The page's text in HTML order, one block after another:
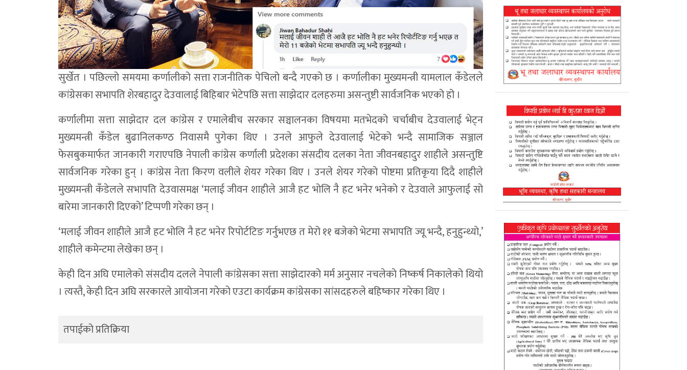
सुर्खेत । पछिल्लो समयमा कर्णालीको सत्ता राजनीतिक पेचिलो बन्दै गएको छ । कर्णालीका मुख्यमन्त्री यामलाल कँडेलले
कांग्रेसका सभापति शेरबहादुर देउवालाई बिहिबार भेटेपछि सत्ता साझेदार दलहरुमा असन्तुष्टी सार्वजनिक भएको हो ।
कर्णालीमा सत्ता साझेदार दल कांग्रेस र एमालेबीच सरकार सञ्चालनका विषयमा मतभेदको चर्चाबीच देउवालाई भेट्न
मुख्यमन्त्री कँडेल बुढानिलकण्ठ निवासमै पुगेका थिए । उनले आफुले देउवालाई भेटेको भन्दै सामाजिक सञ्जाल
फेसबुकमार्फत जानकारी गराएपछि नेपाली कांग्रेस कर्णाली प्रदेशका संसदीय दलका नेता जीवनबहादुर शाहीले असन्तुष्टि
सार्वजनिक गरेका हुन् । कांग्रेस नेता किरण वलीले शेयर गरेका थिए । उनले शेयर गरेको पोष्टमा प्रतिकृया दिदै शाहीले
मुख्यमन्त्री कँडेलले सभापति देउवासमक्ष ‘मलाई जीवन शाहीले आजै हट भोलि नै हट भनेर भनेको र देउवाले आफुलाई सो
बारेमा जानकारी दिएको’ टिप्पणी गरेका छन् ।
‘मलाई जीवन शाहीले आजै हट भोलि नै हट भनेर रिपोर्टटिङ गर्नुभएछ त मेरो ११ बजेको भेटमा सभापति ज्यू भन्दै, हनुहुन्थ्यो,’
शाहीले कमेन्टमा लेखेका छन् ।
केही दिन अघि एमालेको संसदीय दलले नेपाली कांग्रेसका सत्ता साझेदारको मर्म अनुसार नचलेको निष्कर्ष निकालेको थियो
। त्यस्तै, केही दिन अघि सरकारले आयोजना गरेको एउटा कार्यक्रम कांग्रेसका सांसदहरुले बहिष्कार गरेका थिए ।
तपाईको प्रतिक्रिया